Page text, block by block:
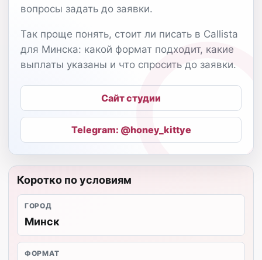
вопросы задать до заявки.
Так проще понять, стоит ли писать в Callista
для Минска: какой формат подходит, какие
выплаты указаны и что спросить до заявки.
Сайт студии
Telegram: @honey_kittye
Коротко по условиям
ГОРОД
Минск
ФОРМАТ